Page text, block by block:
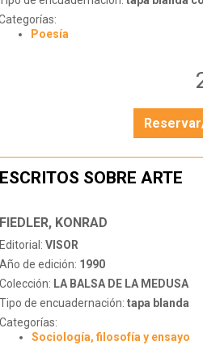
Poesía
ESCRITOS SOBRE ARTE
FIEDLER, KONRAD
Editorial: VISOR
Año de edición: 1990
Colección: LA BALSA DE LA MEDUSA
Tipo de encuadernación: tapa blanda
Categorías:
Sociología, filosofía y ensayo